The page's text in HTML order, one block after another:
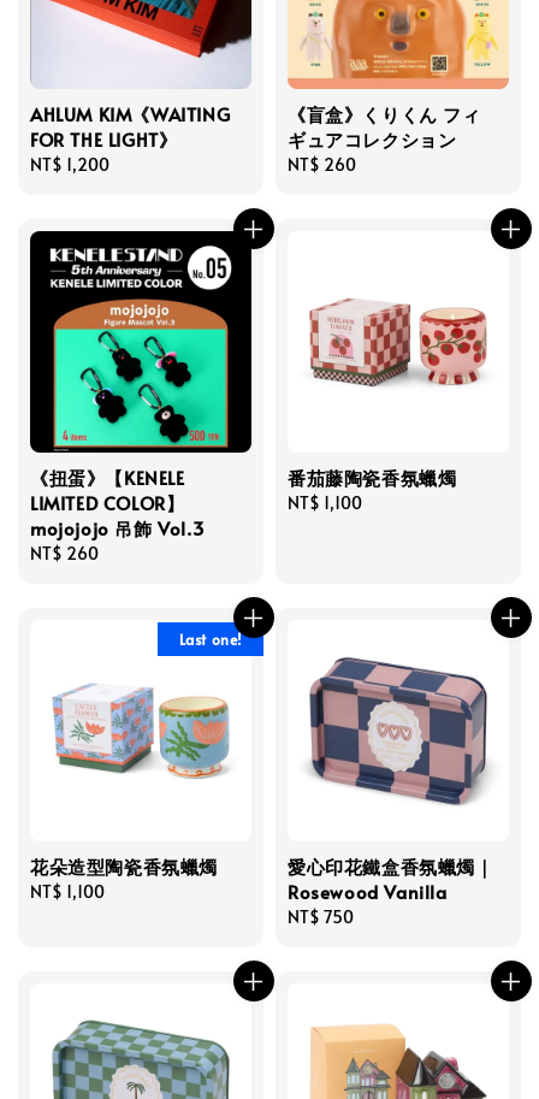
AHLUM KIM《WAITING
FOR THE LIGHT》
Regular
NT$ 1,200
《盲盒》くりくん フィ
ギュアコレクション
Regular
NT$ 260
《扭蛋》【KENELE
LIMITED COLOR】
mojojojo 吊飾 Vol.3
Regular
NT$ 260
番茄藤陶瓷香氛蠟燭
Regular
NT$ 1,100
Last one!
花朵造型陶瓷香氛蠟燭
Regular
NT$ 1,100
愛心印花鐵盒香氛蠟燭｜
Rosewood Vanilla
Regular
NT$ 750